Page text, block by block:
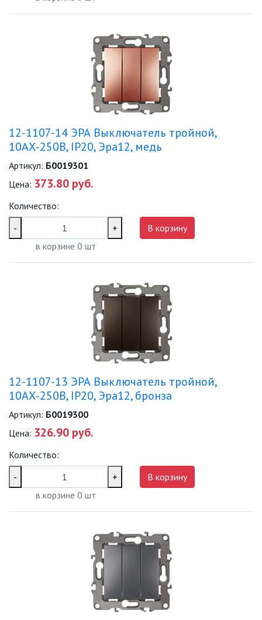
12-1107-14 ЭРА Выключатель тройной,
10АХ-250В, IP20, Эра12, медь
Артикул: Б0019301
Цена: 373.80 руб.
Количество:
-
+
в корзине 0 шт
В корзину
12-1107-13 ЭРА Выключатель тройной,
10АХ-250В, IP20, Эра12, бронза
Артикул: Б0019300
Цена: 326.90 руб.
Количество:
-
+
в корзине 0 шт
В корзину